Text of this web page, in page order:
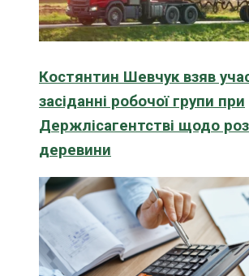
Костянтин Шевчук взяв
засіданні робочої групи при
Держлісагентстві щодо
деревини